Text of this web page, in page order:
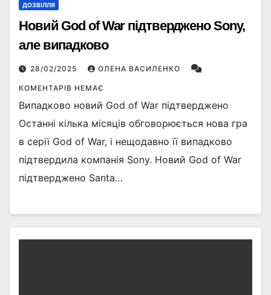
ДОЗВІЛЛЯ
Новий God of War підтверджено Sony,
але випадково
28/02/2025 ОЛЕНА ВАСИЛЕНКО
КОМЕНТАРІВ НЕМАЄ
Випадково новий God of War підтверджено
Останні кілька місяців обговорюється нова гра
в серії God of War, і нещодавно її випадково
підтвердила компанія Sony. Новий God of War
підтверджено Santa…